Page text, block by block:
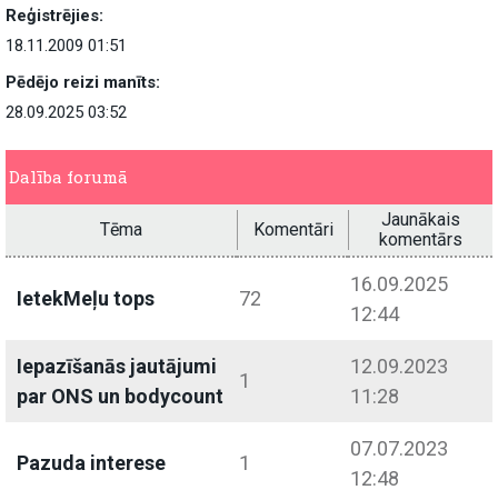
Reģistrējies:
18.11.2009 01:51
Pēdējo reizi manīts:
28.09.2025 03:52
Dalība forumā
Tēma Komentāri
Jaunākais
komentārs
IetekMeļu tops 72
16.09.2025
12:44
Iepazīšanās jautājumi
par ONS un bodycount
1
12.09.2023
11:28
Pazuda interese 1
07.07.2023
12:48